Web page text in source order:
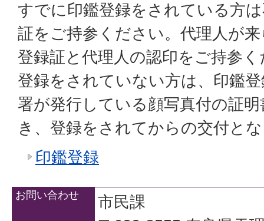
すでに印鑑登録をされている方
証をご持参ください。代理人が
登録証と代理人の認印をご持参
登録をされていない方は、印鑑
署が発行している顔写真付の証
き、登録をされてからの交付と
印鑑登録
お問い合わせ
市民課